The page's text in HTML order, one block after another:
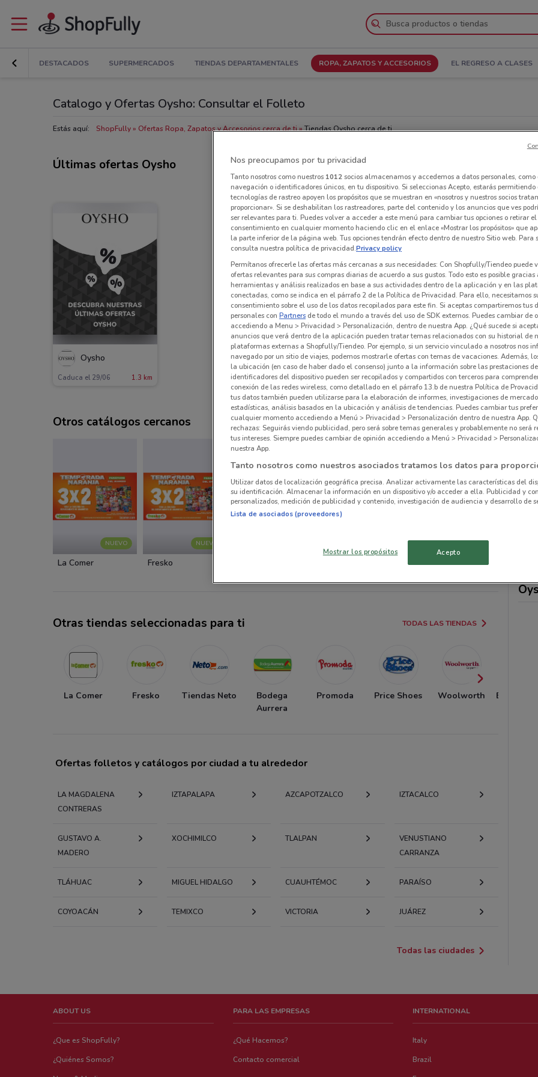
DESTACADOS SUPERMERCADOS TIENDAS DEPARTAMENTALES ROPA, ZAPATOS Y ACCESORIOS EL REGRESO A CLASES
Catalogo y Ofertas Oysho: Consultar el Folleto
Estás aquí: ShopFully Ofertas Ropa, Zapatos y Accesorios cerca de ti Tiendas Oysho cerca de ti
Últimas ofertas Oysho
Oysho
Caduca el 29/06 1.3 km
Otros catálogos cercanos
NUEVO
La Comer
NUEVO
Fresko
NUEVO
Promoda
Otras tiendas seleccionadas para ti TODAS LAS TIENDAS
La Comer Fresko Tiendas Neto
Bodega
Aurrera
Promoda Price Shoes Woolworth
Ofertas folletos y catálogos por ciudad a tu alrededor
LA MAGDALENA
CONTRERAS
IZTAPALAPA AZCAPOTZALCO IZTACALCO
GUSTAVO A.
MADERO
XOCHIMILCO TLALPAN
VENUSTIANO
CARRANZA
TLÁHUAC MIGUEL HIDALGO CUAUHTÉMOC PARAÍSO
COYOACÁN TEMIXCO VICTORIA JUÁREZ
Todas las ciudades
ABOUT US
¿Que es ShopFully?
¿Quiénes Somos?
PARA LAS EMPRESAS
¿Qué Hacemos?
Contacto comercial
INTERNATIONAL
Italy
Brazil
Nos preocupamos por tu privacidad
Tanto nosotros como nuestros 1012socios almacenamos y accedemos a datos personales, como
navegación o identificadores únicos, en tu dispositivo. Si seleccionas Acepto, estarás
tecnologías de rastreo apoyen los propósitos que se muestran en «nosotros y nuestros socios
proporcionar». Si se deshabilitan los rastreadores, parte del contenido y los anuncios que ves
ser relevantes para ti. Puedes volver a acceder a este menú para cambiar tus opciones o retirar el
consentimiento en cualquier momento haciendo clic en el enlace «Mostrar los propósitos» que
la parte inferior de la página web. Tus opciones tendrán efecto dentro de nuestro Sitio web. Para
consulta nuestra política de privacidad.Privacy policy
Permítanos ofrecerle las ofertas más cercanas a sus necesidades: Con Shopfully/Tiendeo puede
ofertas relevantes para sus compras diarias de acuerdo a sus gustos. Todo esto es posible gracias
herramientas y análisis realizados en base a sus actividades dentro de la aplicación y en las
conectadas, como se indica en el párrafo 2 de la Política de Privacidad. Para ello, necesitamos
consentimiento sobre el uso de los datos recopilados para este fin. Si aceptas compartiremos tus
personales con Partners de todo el mundo a través del uso de SDK externos. Puedes cambiar de
accediendo a Menu > Privacidad > Personalización, dentro de nuestra App. ¿Qué sucede si
anuncios que verá dentro de la aplicación pueden tratar temas relacionados con su historial de
plataformas externas a Shopfully/Tiendeo. Por ejemplo, si un servicio vinculado a nosotros nos
navegado por un sitio de viajes, podemos mostrarle ofertas con temas de vacaciones. Además,
la ubicación (en caso de haber dado el consenso) junto a la información sobre las prestaciones
identificadores del dispositivo pueden ser recopilados y compartidos con terceros para
conexión de las redes wireless, como detallado en el párrafo 13.b de nuestra Política de
tus datos también pueden utilizarse para la elaboración de informes, investigaciones de
estadísticas, análisis basados en la ubicación y análisis de tendencias. Puedes cambiar tus
cualquier momento accediendo a Menú > Privacidad > Personalización dentro de nuestra App.
rechazas: Seguirás viendo publicidad, pero será sobre temas generales y probablemente no será
tus intereses. Siempre puedes cambiar de opinión accediendo a Menú > Privacidad >
nuestra App.
Tanto nosotros como nuestros asociados tratamos los datos para
Utilizar datos de localización geográfica precisa. Analizar activamente las características del
su identificación. Almacenar la información en un dispositivo y/o acceder a ella. Publicidad y
personalizados, medición de publicidad y contenido, investigación de audiencia y desarrollo de
Lista de asociados (proveedores)
Mostrar los propósitos Acepto